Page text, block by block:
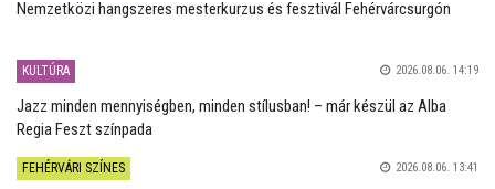
Nemzetközi hangszeres mesterkurzus és fesztivál Fehérvárcsurgón
KULTÚRA 2026.08.06. 14:19
Jazz minden mennyiségben, minden stílusban! – már készül az Alba
Regia Feszt színpada
FEHÉRVÁRI SZÍNES 2026.08.06. 13:41